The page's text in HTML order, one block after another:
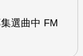
選曲中 FM